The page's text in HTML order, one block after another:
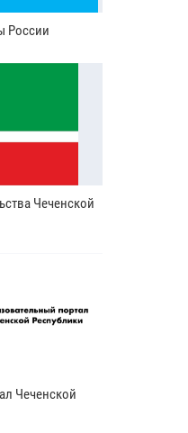
России
Чеченской
Чеченской